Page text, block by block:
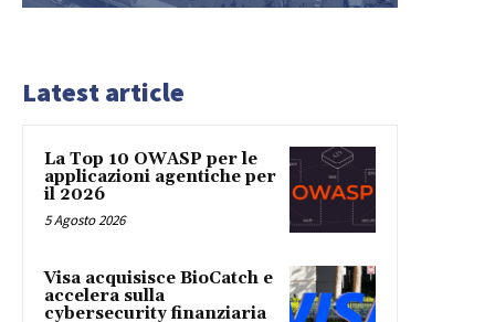
Latest article
La Top 10 OWASP per le
applicazioni agentiche per
il 2026
5 Agosto 2026
Visa acquisisce BioCatch e
accelera sulla
cybersecurity finanziaria